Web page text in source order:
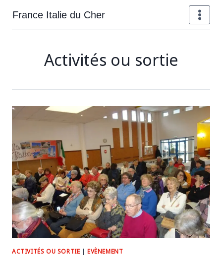
contenu
France Italie du Cher
Activités ou sortie
ACTIVITÉS OU SORTIE |EVÈNEMENT